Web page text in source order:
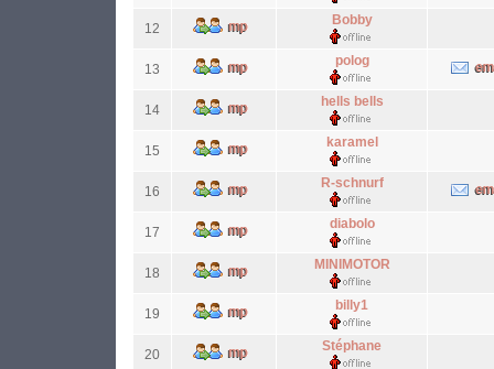
12
Bobby
13
polog
14
hells bells
15
karamel
16
R-schnurf
17
diabolo
18
MINIMOTOR
19
billy1
20
Stéphane